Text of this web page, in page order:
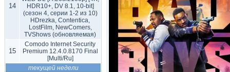
14
HDR10+, DV 8.1, 10-bit]
(сезон 4, серии 1-2 из 10)
HDrezka, Contentica,
LostFilm, NewComers,
TVShows (обновляемая)
15
Comodo Internet Security
Premium 12.4.0.8170 Final
[Multi/Ru]
текущей недели